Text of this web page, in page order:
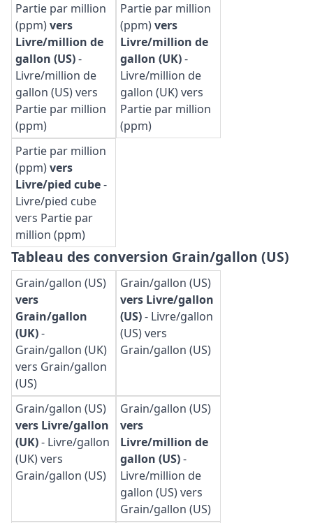
Partie par million
(ppm)vers
Livre/million de
gallon (US)-
Livre/million de
gallon (US) vers
Partie par million
(ppm)
Partie par million
(ppm)vers
Livre/million de
gallon (UK)-
Livre/million de
gallon (UK) vers
Partie par million
(ppm)
Partie par million
(ppm)vers
Livre/pied cube-
Livre/pied cube
vers Partie par
million (ppm)
Tableau des conversion Grain/gallon (US)
Grain/gallon (US)
vers
Grain/gallon
(UK)-
Grain/gallon (UK)
vers Grain/gallon
(US)
Grain/gallon (US)
vers Livre/gallon
(US)- Livre/gallon
(US) vers
Grain/gallon (US)
Grain/gallon (US)
vers Livre/gallon
(UK)- Livre/gallon
(UK) vers
Grain/gallon (US)
Grain/gallon (US)
vers
Livre/million de
gallon (US)-
Livre/million de
gallon (US) vers
Grain/gallon (US)